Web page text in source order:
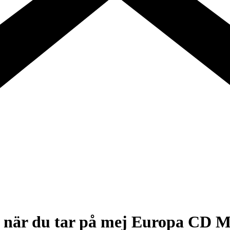
när du tar på mej Europa CD